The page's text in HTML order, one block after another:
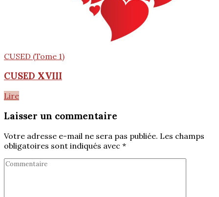
CUSED (Tome 1)
CUSED XVIII
Lire
Laisser un commentaire
Votre adresse e-mail ne sera pas publiée. Les champs
obligatoires sont indiqués avec *